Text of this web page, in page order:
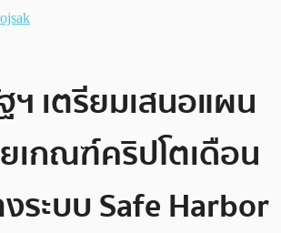
ฯ เตรียมเสนอแผน
เกณฑ์คริปโตเดือน
ระบบ Safe Harbor